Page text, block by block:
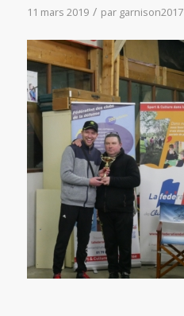
11 mars 2019 / par garnison2017